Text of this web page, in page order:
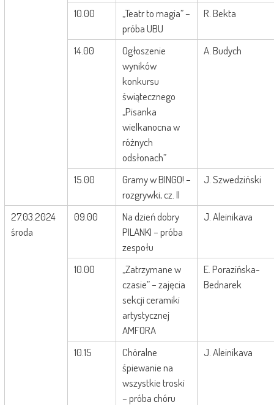
10.00
„Teatr to magia” –
próba UBU
R. Bekta
14.00
Ogłoszenie
wyników
konkursu
świątecznego
„Pisanka
wielkanocna w
różnych
odsłonach”
A. Budych
15.00
Gramy w BINGO! –
rozgrywki, cz. II
J. Szwedziński
27.03.2024
środa
09.00
Na dzień dobry
PILANKI – próba
zespołu
J. Aleinikava
10.00
„Zatrzymane w
czasie” – zajęcia
sekcji ceramiki
artystycznej
AMFORA
E. Porazińska-
Bednarek
10.15
Chóralne
śpiewanie na
wszystkie troski
– próba chóru
J. Aleinikava